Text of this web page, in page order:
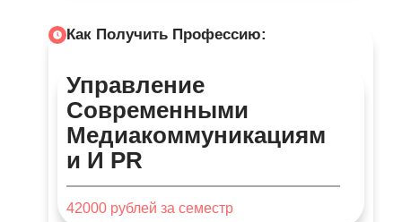
Как Получить Профессию:
Управление
Современными
Медиакоммуникациям
И И PR
42000 рублей за семестр